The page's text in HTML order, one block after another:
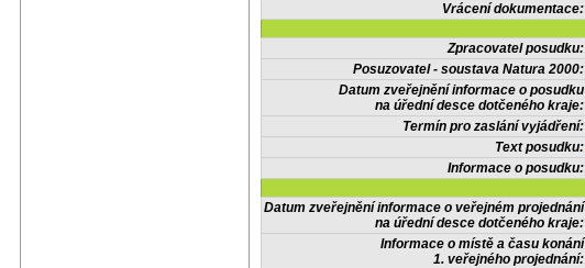
Vrácení dokumentace:
Zpracovatel posudku:
Posuzovatel - soustava Natura 2000:
Datum zveřejnění informace o posudku
na úřední desce dotčeného kraje:
Termín pro zaslání vyjádření:
Text posudku:
Informace o posudku:
Datum zveřejnění informace o veřejném projednání
na úřední desce dotčeného kraje:
Informace o místě a času konání
1. veřejného projednání: